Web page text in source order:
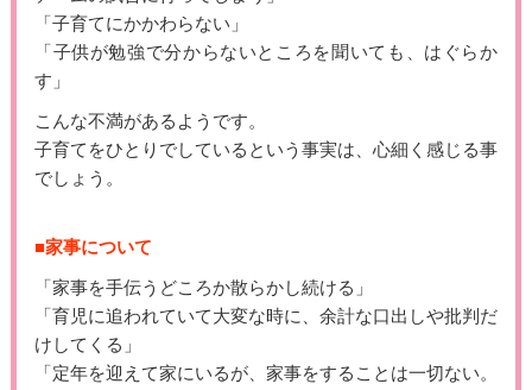
「子育てにかかわらない」
「子供が勉強で分からないところを聞いても、はぐらか
す」
こんな不満があるようです。
子育てをひとりでしているという事実は、心細く感じる事
でしょう。
■家事について
「家事を手伝うどころか散らかし続ける」
「育児に追われていて大変な時に、余計な口出しや批判だ
けしてくる」
「定年を迎えて家にいるが、家事をすることは一切ない。